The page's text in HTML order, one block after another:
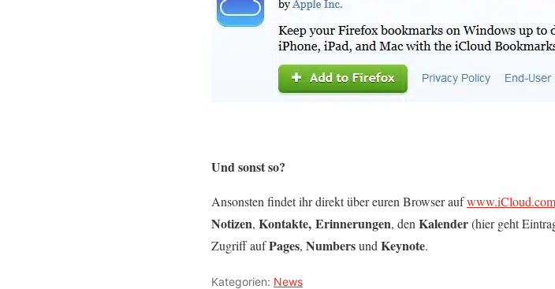
Und sonst so?
Ansonsten findet ihr direkt über euren Browser aufwww.iCloud.com
Notizen, Kontakte, Erinnerungen, den Kalender(hier geht
Zugriff aufPages, Numbersund Keynote.
Kategorien: News